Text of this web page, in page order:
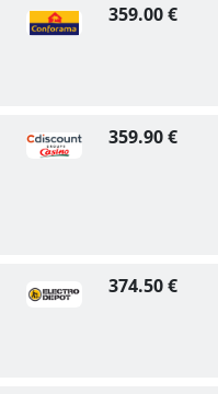
359.00 €
359.90 €
374.50 €